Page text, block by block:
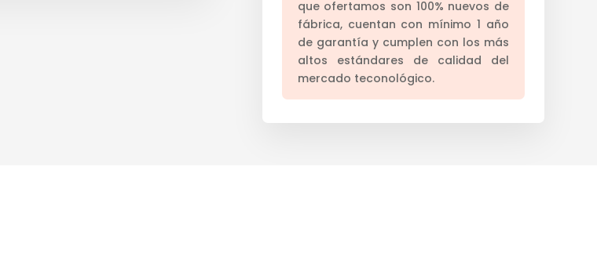
que ofertamos son 100% nuevos de
fábrica, cuentan con mínimo 1 año
de garantía y cumplen con los más
altos estándares de calidad del
mercado teconológico.